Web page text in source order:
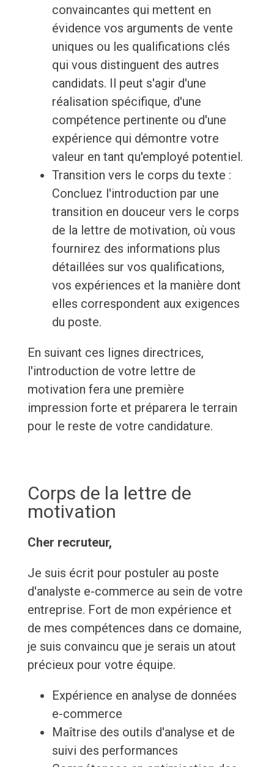
convaincantes qui mettent en
évidence vos arguments de vente
uniques ou les qualifications clés
qui vous distinguent des autres
candidats. Il peut s'agir d'une
réalisation spécifique, d'une
compétence pertinente ou d'une
expérience qui démontre votre
valeur en tant qu'employé potentiel.
Transition vers le corps du texte :
Concluez l'introduction par une
transition en douceur vers le corps
de la lettre de motivation, où vous
fournirez des informations plus
détaillées sur vos qualifications,
vos expériences et la manière dont
elles correspondent aux exigences
du poste.
En suivant ces lignes directrices,
l'introduction de votre lettre de
motivation fera une première
impression forte et préparera le terrain
pour le reste de votre candidature.
Corps de la lettre de
motivation
Cher recruteur,
Je suis écrit pour postuler au poste
d'analyste e-commerce au sein de votre
entreprise. Fort de mon expérience et
de mes compétences dans ce domaine,
je suis convaincu que je serais un atout
précieux pour votre équipe.
Expérience en analyse de données
e-commerce
Maîtrise des outils d'analyse et de
suivi des performances